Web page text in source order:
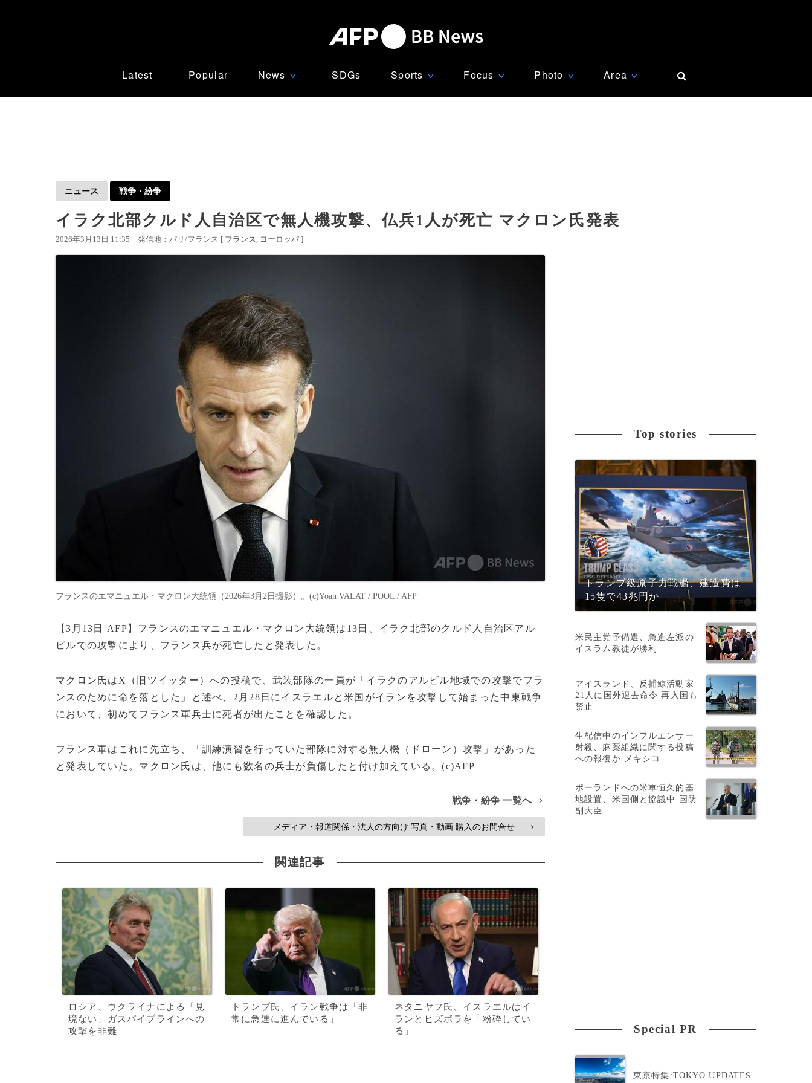
Latest Popular News ∨ SDGs Sports ∨ Focus ∨ Photo ∨ Area ∨
ニュース 戦争・紛争
イラク北部クルド人自治区で無人機攻撃、仏兵1人が死亡 マクロン氏発表
2026年3月13日 11:35 発信地：パリ/フランス [ フランス ヨーロッパ ]
フランスのエマニュエル・マクロン大統領（2026年3月2日撮影）。(c)Yoan VALAT / POOL / AFP
【3月13日 AFP】フランスのエマニュエル・マクロン大統領は13日、イラク北部のクルド人自治区アル
ビルでの攻撃により、フランス兵が死亡したと発表した。
マクロン氏はX（旧ツイッター）への投稿で、武装部隊の一員が「イラクのアルビル地域での攻撃でフラ
ンスのために命を落とした」と述べ、2月28日にイスラエルと米国がイランを攻撃して始まった中東戦争
において、初めてフランス軍兵士に死者が出たことを確認した。
フランス軍はこれに先立ち、「訓練演習を行っていた部隊に対する無人機（ドローン）攻撃」があった
と発表していた。マクロン氏は、他にも数名の兵士が負傷したと付け加えている。(c)AFP
戦争・紛争 一覧へ >
メディア・報道関係・法人の方向け 写真・動画 購入のお問合せ >
関連記事
ロシア、ウクライナによる「見
境ない」ガスパイプラインへの
攻撃を非難
トランプ氏、イラン戦争は「非
常に急速に進んでいる」
ネタニヤフ氏、イスラエルはイ
ランとヒズボラを「粉砕してい
る」
Top stories
トランプ級原子力戦艦、建造費は
15隻で43兆円か
米民主党予備選、急進左派の
イスラム教徒が勝利
アイスランド、反捕鯨活動家
21人に国外退去命令 再入国も
禁止
生配信中のインフルエンサー
射殺、麻薬組織に関する投稿
への報復か メキシコ
ポーランドへの米軍恒久的基
地設置、米国側と協議中 国防
副大臣
Special PR
東京特集:TOKYO UPDATES